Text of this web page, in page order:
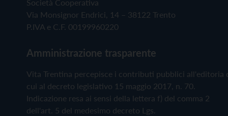
Società Cooperativa
Via Monsignor Endrici, 14 – 38122 Trento
P.IVA e C.F. 00199960220
Amministrazione trasparente
Vita Trentina percepisce i contributi pubblici all'editoria
cui al decreto legislativo 15 maggio 2017, n. 70.
Indicazione resa ai sensi della lettera f) del comma 2
dell'art. 5 del medesimo decreto Lgs.